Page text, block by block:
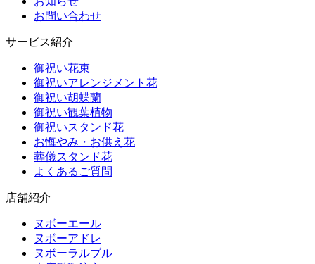
お問い合わせ
サービス紹介
御祝い花束
御祝いアレンジメント花
御祝い胡蝶蘭
御祝い観葉植物
御祝いスタンド花
お悔やみ・お供え花
葬儀スタンド花
よくあるご質問
店舗紹介
ヌボーエール
ヌボーアドレ
ヌボーラルブル